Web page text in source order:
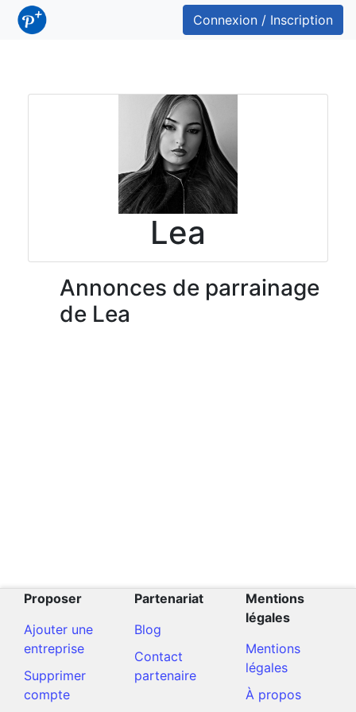
Connexion / Inscription
Lea
Annonces de parrainage
de Lea
Proposer
Ajouter une
entreprise
Supprimer
compte
Partenariat
Blog
Contact
partenaire
Mentions
légales
Mentions
légales
À propos